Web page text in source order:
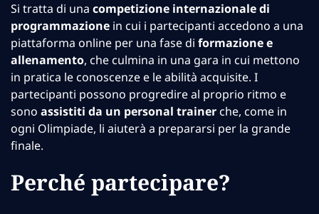
Si tratta di una competizione internazionale di
programmazione in cui i partecipanti accedono a una
piattaforma online per una fase di formazione e
allenamento, che culmina in una gara in cui mettono
in pratica le conoscenze e le abilità acquisite. I
partecipanti possono progredire al proprio ritmo e
sono assistiti da un personal trainer che, come in
ogni Olimpiade, li aiuterà a prepararsi per la grande
finale.
Perché partecipare?